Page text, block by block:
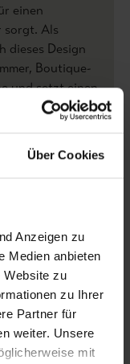
Über Cookies
Anzeigen zu
Medien anbieten
Website zu
zu Ihrer
Partner für
weiter. Unsere
mit
einen
sorgt. Als
dieses Design
Boutique-
und setzt einen
Teilen!